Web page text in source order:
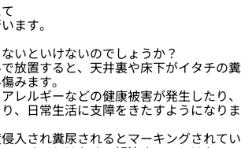
ます。
いといけないのでしょうか？
放置すると、天井裏や床下がイタチの糞
みます。
レルギーなどの健康被害が発生したり、
、日常生活に支障をきたすようになりま
入され糞尿されるとマーキングされてい